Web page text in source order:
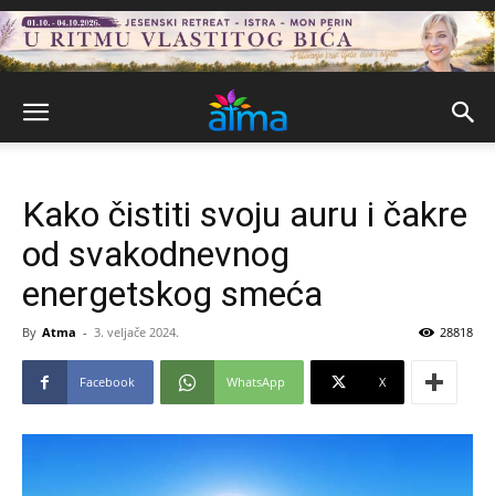
Kako čistiti svoju auru i čakre
od svakodnevnog
energetskog smeća
By Atma - 3. veljače 2024. 28818
Facebook WhatsApp X